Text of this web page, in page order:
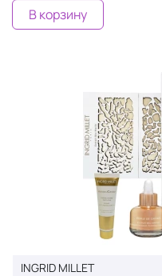
В корзину
INGRID MILLET